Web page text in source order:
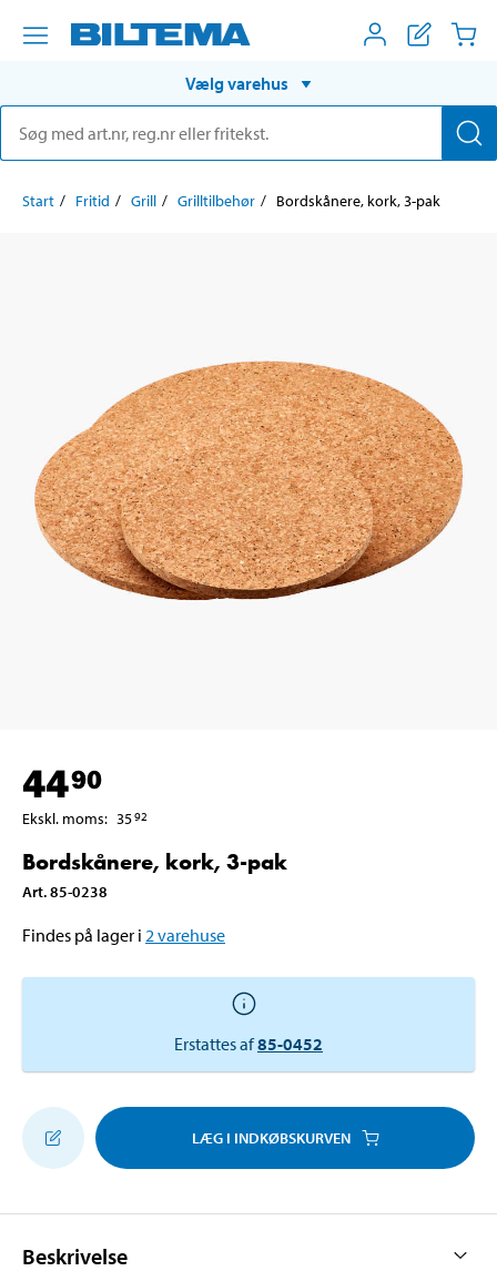
Vælg varehus
Start Fritid Grill Grilltilbehør Bordskånere, kork, 3-pak
4490
Ekskl. moms: 3592
Bordskånere, kork, 3-pak
Art.85-0238
Findes på lager i 2 varehuse
Erstattes af85-0452
LÆG I INDKØBSKURVEN
Beskrivelse